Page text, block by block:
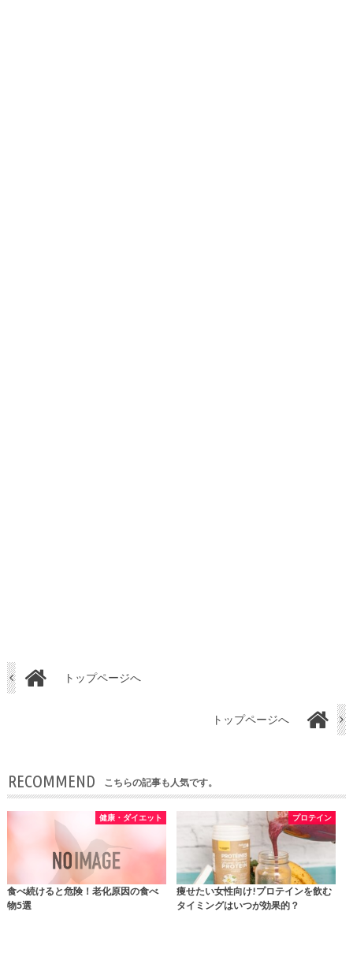
トップページへ
トップページへ
RECOMMEND こちらの記事も人気です。
健康・ダイエット
食べ続けると危険！老化原因の食べ
物5選
プロテイン
痩せたい女性向け!プロテインを飲む
タイミングはいつが効果的？